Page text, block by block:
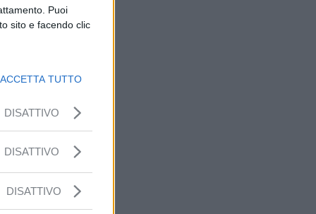
Puoi
sito e facendo clic
ACCETTA TUTTO
DISATTIVO
DISATTIVO
DISATTIVO